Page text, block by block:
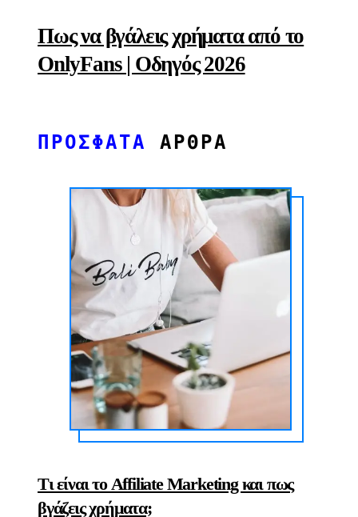
Πως να βγάλεις χρήματα από το
OnlyFans | Οδηγός 2026
ΠΡΟΣΦΑΤΑ ΑΡΘΡΑ
Τι είναι το Affiliate Marketing και πως
βγάζεις χρήματα;